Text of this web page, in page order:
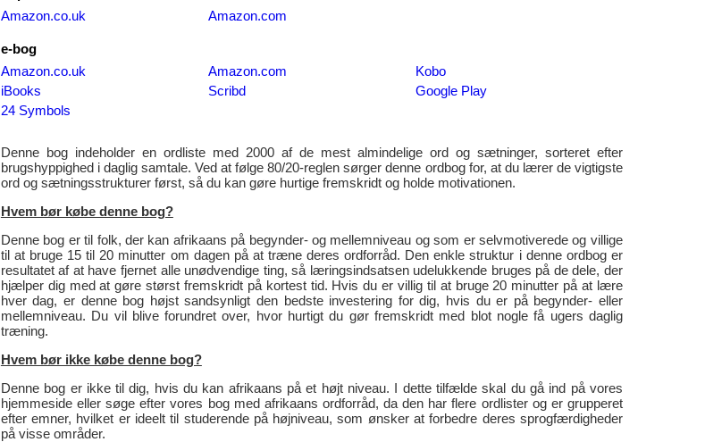
Amazon.co.uk
Amazon.com
e-bog
Amazon.co.uk
Amazon.com
Kobo
iBooks
Scribd
Google Play
24 Symbols
Denne bog indeholder en ordliste med 2000 af de mest almindelige ord og sætninger, sorteret efter
brugshyppighed i daglig samtale. Ved at følge 80/20-reglen sørger denne ordbog for, at du lærer de vigtigste
ord og sætningsstrukturer først, så du kan gøre hurtige fremskridt og holde motivationen.
Hvem bør købe denne bog?
Denne bog er til folk, der kan afrikaans på begynder- og mellemniveau og som er selvmotiverede og villige
til at bruge 15 til 20 minutter om dagen på at træne deres ordforråd. Den enkle struktur i denne ordbog er
resultatet af at have fjernet alle unødvendige ting, så læringsindsatsen udelukkende bruges på de dele, der
hjælper dig med at gøre størst fremskridt på kortest tid. Hvis du er villig til at bruge 20 minutter på at lære
hver dag, er denne bog højst sandsynligt den bedste investering for dig, hvis du er på begynder- eller
mellemniveau. Du vil blive forundret over, hvor hurtigt du gør fremskridt med blot nogle få ugers daglig
træning.
Hvem bør ikke købe denne bog?
Denne bog er ikke til dig, hvis du kan afrikaans på et højt niveau. I dette tilfælde skal du gå ind på vores
hjemmeside eller søge efter vores bog med afrikaans ordforråd, da den har flere ordlister og er grupperet
efter emner, hvilket er ideelt til studerende på højniveau, som ønsker at forbedre deres sprogfærdigheder
på visse områder.